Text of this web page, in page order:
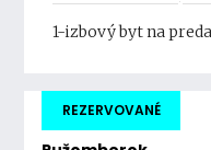
1-izbový byt na
REZERVOVANÉ